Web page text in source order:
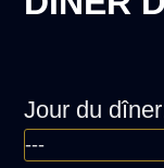
Jour du